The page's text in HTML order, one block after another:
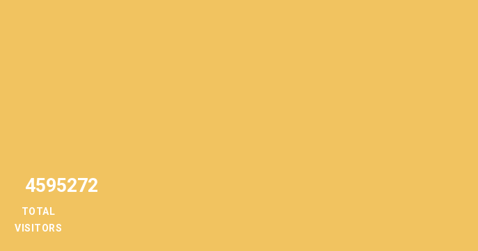
4595272
TOTAL
VISITORS